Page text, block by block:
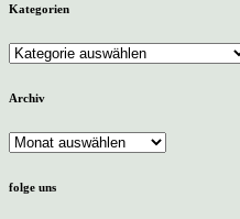
Kategorien
Kategorien
Archiv
Archiv
folge uns